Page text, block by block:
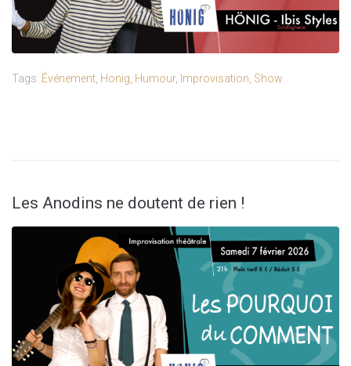
Tags: Événement, Honig, Humour, Improvisation, Show
Les Anodins ne doutent de rien !